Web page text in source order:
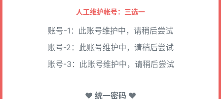
人工维护帐号：三选一
账号-1：此账号维护中，请稍后尝试
账号-2：此账号维护中，请稍后尝试
账号-3：此账号维护中，请稍后尝试
♥ 统一密码 ♥